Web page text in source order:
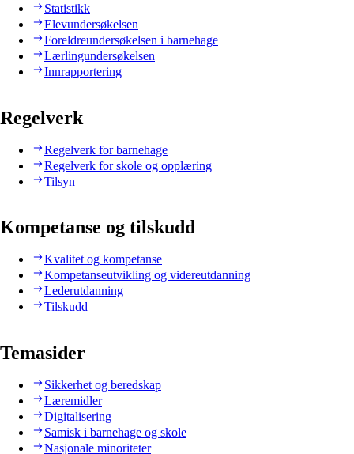
Statistikk
Elevundersøkelsen
Foreldreundersøkelsen i barnehage
Lærlingundersøkelsen
Innrapportering
Regelverk
Regelverk for barnehage
Regelverk for skole og opplæring
Tilsyn
Kompetanse og tilskudd
Kvalitet og kompetanse
Kompetanseutvikling og videreutdanning
Lederutdanning
Tilskudd
Temasider
Sikkerhet og beredskap
Læremidler
Digitalisering
Samisk i barnehage og skole
Nasjonale minoriteter